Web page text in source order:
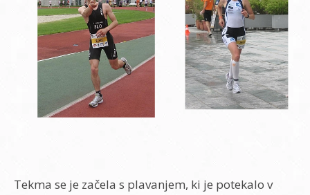
Tekma se je začela s plavanjem, ki je potekalo v